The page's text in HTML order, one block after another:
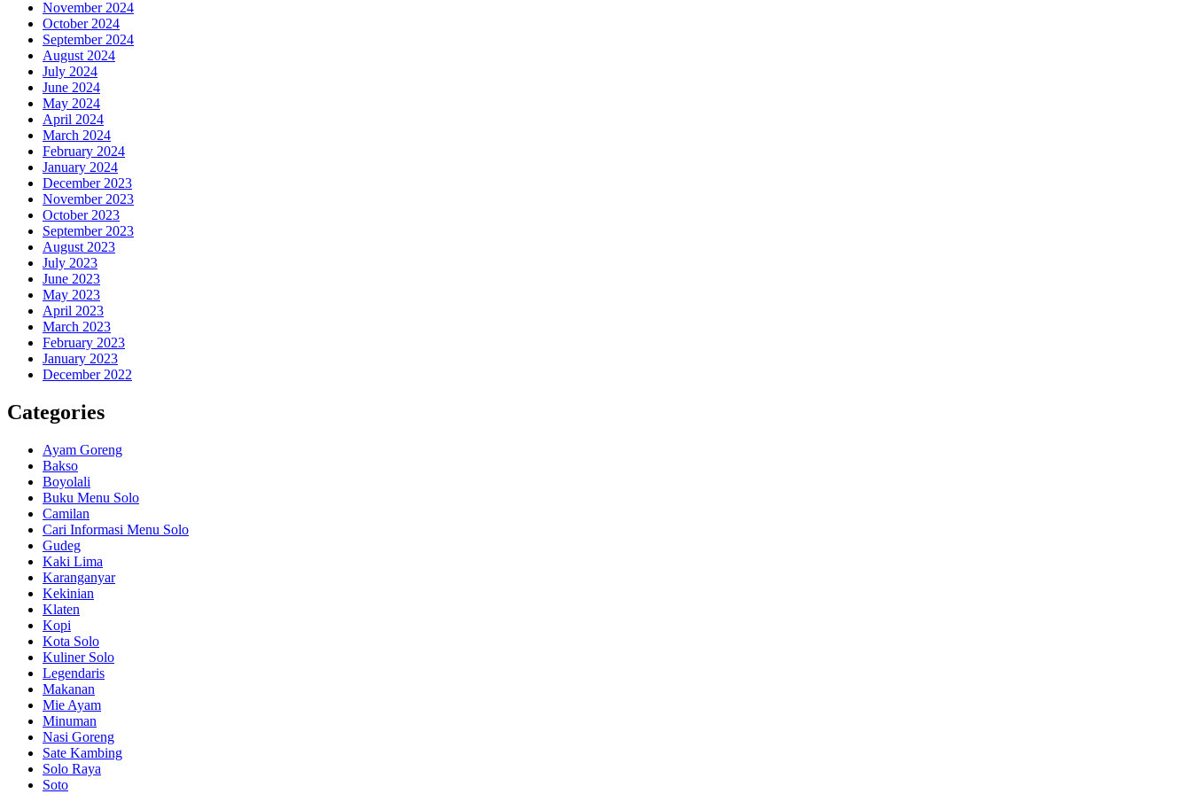
November 2024
October 2024
September 2024
August 2024
July 2024
June 2024
May 2024
April 2024
March 2024
February 2024
January 2024
December 2023
November 2023
October 2023
September 2023
August 2023
July 2023
June 2023
May 2023
April 2023
March 2023
February 2023
January 2023
December 2022
Categories
Ayam Goreng
Bakso
Boyolali
Buku Menu Solo
Camilan
Cari Informasi Menu Solo
Gudeg
Kaki Lima
Karanganyar
Kekinian
Klaten
Kopi
Kota Solo
Kuliner Solo
Legendaris
Makanan
Mie Ayam
Minuman
Nasi Goreng
Sate Kambing
Solo Raya
Soto